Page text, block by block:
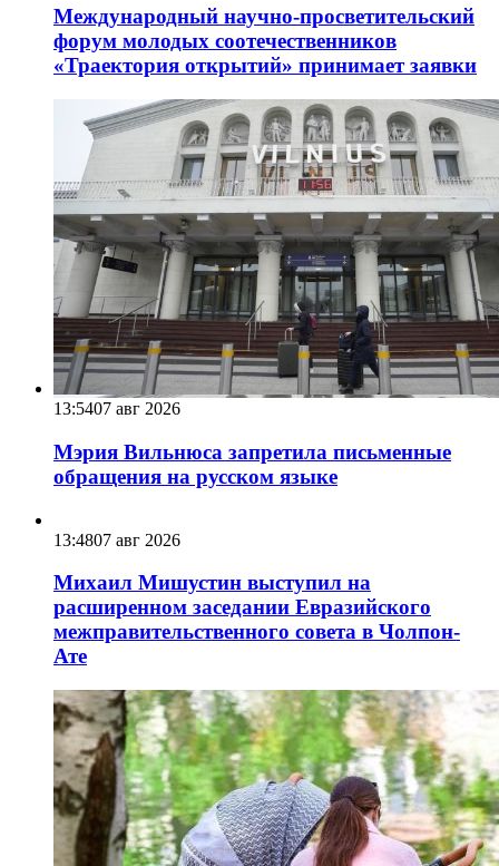
Международный научно-просветительский
форум молодых соотечественников
«Траектория открытий» принимает заявки
13:5407 авг 2026
Мэрия Вильнюса запретила письменные
обращения на русском языке
13:4807 авг 2026
Михаил Мишустин выступил на
расширенном заседании Евразийского
межправительственного совета в Чолпон-
Ате